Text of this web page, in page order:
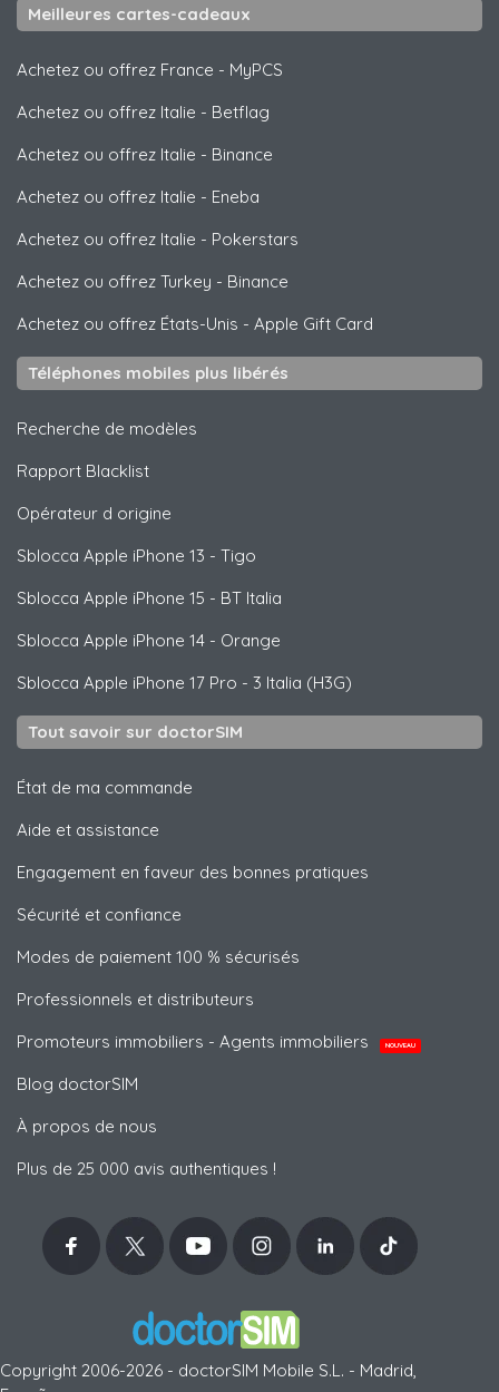
Meilleures cartes-cadeaux
Achetez ou offrez France - MyPCS
Achetez ou offrez Italie - Betflag
Achetez ou offrez Italie - Binance
Achetez ou offrez Italie - Eneba
Achetez ou offrez Italie - Pokerstars
Achetez ou offrez Turkey - Binance
Achetez ou offrez États-Unis - Apple Gift Card
Téléphones mobiles plus libérés
Recherche de modèles
Rapport Blacklist
Opérateur d origine
Sblocca Apple iPhone 13 - Tigo
Sblocca Apple iPhone 15 - BT Italia
Sblocca Apple iPhone 14 - Orange
Sblocca Apple iPhone 17 Pro - 3 Italia (H3G)
Tout savoir sur doctorSIM
État de ma commande
Aide et assistance
Engagement en faveur des bonnes pratiques
Sécurité et confiance
Modes de paiement 100 % sécurisés
Professionnels et distributeurs
Promoteurs immobiliers - Agents immobiliers
NOUVEAU
Blog doctorSIM
À propos de nous
Plus de 25 000 avis authentiques !
Copyright 2006-2026 - doctorSIM Mobile S.L. - Madrid,